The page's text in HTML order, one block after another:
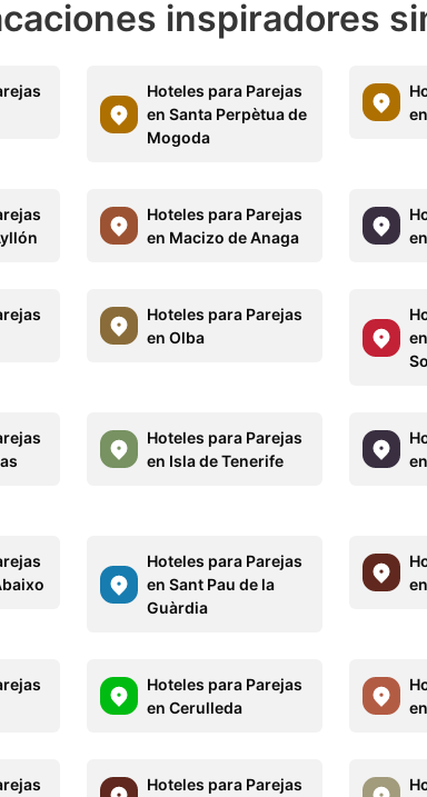
inspiradores
Hoteles para Parejas
en Santa Perpètua de
Mogoda
Hoteles para Parejas
en Macizo de Anaga
Hoteles para Parejas
en Olba
Hoteles para Parejas
en Isla de Tenerife
Hoteles para Parejas
en Sant Pau de la
Guàrdia
Hoteles para Parejas
en Cerulleda
Hoteles para Parejas